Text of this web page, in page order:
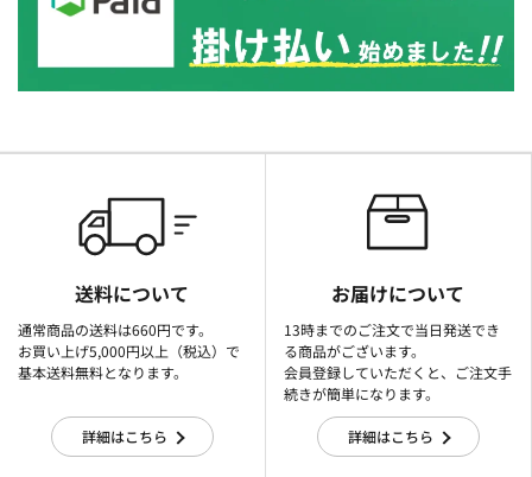
送料について
通常商品の送料は660円です。
お買い上げ5,000円以上（税込）で
基本送料無料となります。
詳細はこちら
お届けについて
13時までのご注文で当日発送でき
る商品がございます。
会員登録していただくと、ご注文手
続きが簡単になります。
詳細はこちら